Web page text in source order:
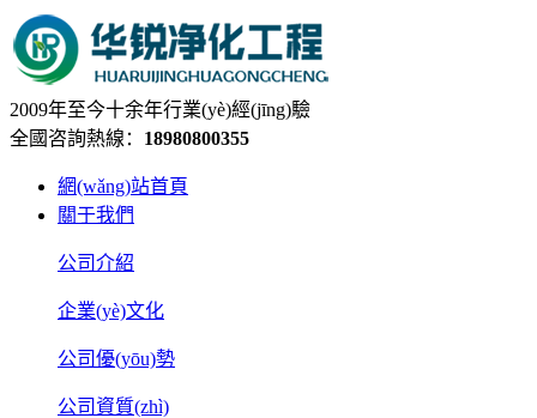
2009年至今十余年行業(yè)經(jīng)驗
全國咨詢熱線： 18980800355
網(wǎng)站首頁
關于我們
公司介紹
企業(yè)文化
公司優(yōu)勢
公司資質(zhì)